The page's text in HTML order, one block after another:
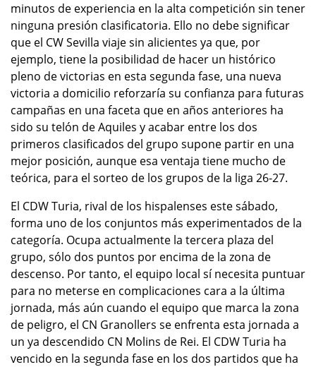
minutos de experiencia en la alta competición sin tener
ninguna presión clasificatoria. Ello no debe significar
que el CW Sevilla viaje sin alicientes ya que, por
ejemplo, tiene la posibilidad de hacer un histórico
pleno de victorias en esta segunda fase, una nueva
victoria a domicilio reforzaría su confianza para futuras
campañas en una faceta que en años anteriores ha
sido su telón de Aquiles y acabar entre los dos
primeros clasificados del grupo supone partir en una
mejor posición, aunque esa ventaja tiene mucho de
teórica, para el sorteo de los grupos de la liga 26-27.
El CDW Turia, rival de los hispalenses este sábado,
forma uno de los conjuntos más experimentados de la
categoría. Ocupa actualmente la tercera plaza del
grupo, sólo dos puntos por encima de la zona de
descenso. Por tanto, el equipo local sí necesita puntuar
para no meterse en complicaciones cara a la última
jornada, más aún cuando el equipo que marca la zona
de peligro, el CN Granollers se enfrenta esta jornada a
un ya descendido CN Molins de Rei. El CDW Turia ha
vencido en la segunda fase en los dos partidos que ha